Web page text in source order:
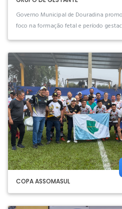
Governo Municipal de Douradina
foco na formação fetal e período
COPA ASSOMASUL